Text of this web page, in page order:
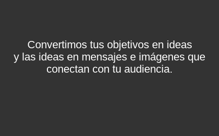
Convertimos tus objetivos en ideas
y las ideas en mensajes e imágenes que
conectan con tu audiencia.